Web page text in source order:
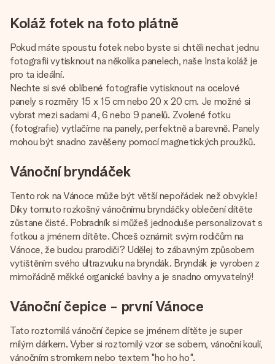
Koláž fotek na foto plátně
Pokud máte spoustu fotek nebo byste si chtěli nechat jednu
fotografii vytisknout na několika panelech, naše Insta koláž je
pro ta ideální.
Nechte si své oblíbené fotografie vytisknout na ocelové
panely s rozměry 15 x 15 cm nebo 20 x 20 cm. Je možné si
vybrat mezi sadami 4, 6 nebo 9 panelů. Zvolené fotku
(fotografie) vytlačíme na panely, perfektně a barevně. Panely
mohou být snadno zavěšeny pomocí magnetických proužků.
Vánoční bryndáček
Tento rok na Vánoce může být větší nepořádek než obvykle!
Díky tomuto rozkošný vánočnímu bryndáčky oblečení dítěte
zůstane čisté. Pobradník si můžeš jednoduše personalizovat s
fotkou a jménem dítěte. Chceš oznámit svým rodičům na
Vánoce, že budou prarodiči? Udělej to zábavným způsobem
vytištěním svého ultrazvuku na bryndák. Bryndák je vyroben z
mimořádně měkké organické bavlny a je snadno omyvatelný!
Vánoční čepice - první Vánoce
Tato roztomilá vánoční čepice se jménem dítěte je super
milým dárkem. Vyber si roztomilý vzor se sobem, vánoční koulí,
vánočním stromkem nebo textem "ho ho ho".